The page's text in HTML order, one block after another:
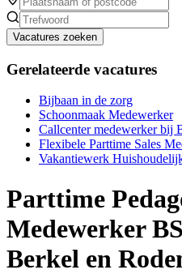
Vacatures zoeken
Gerelateerde vacatures
Bijbaan in de zorg
Schoonmaak Medewerker
Callcenter medewerker bij
Flexibele Parttime Sales
Vakantiewerk
Parttime
Medewerker
Berkel en